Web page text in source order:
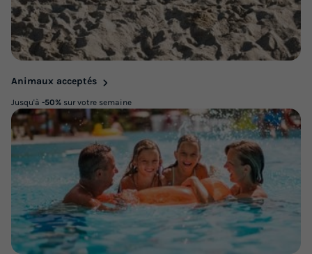
Animaux acceptés
Jusqu'à -50% sur votre semaine